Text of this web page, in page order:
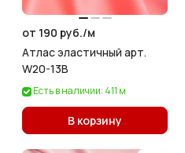
от 190 руб./м
Атлас эластичный арт.
W20-13B
Есть в наличии: 411 м
В корзину